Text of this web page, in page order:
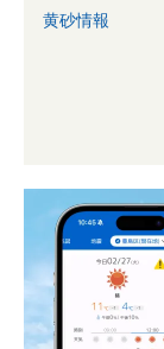
黄砂情報